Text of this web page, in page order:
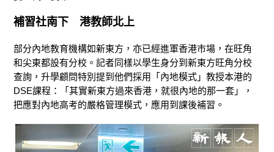
補習社南下 港教師北上
部分內地教育機構如新東方，亦已經進軍香港市場，在旺角
和尖東都設有分校。記者同樣以學生身分到新東方旺角分校
查詢，升學顧問特別提到他們採用「內地模式」教授本港的
DSE課程：「其實新東方過來香港，就很內地的那一套」，
把應對內地高考的嚴格管理模式，應用到課後補習。